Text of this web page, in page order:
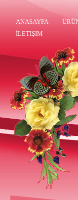
ANASAYFA
İLETIŞIM